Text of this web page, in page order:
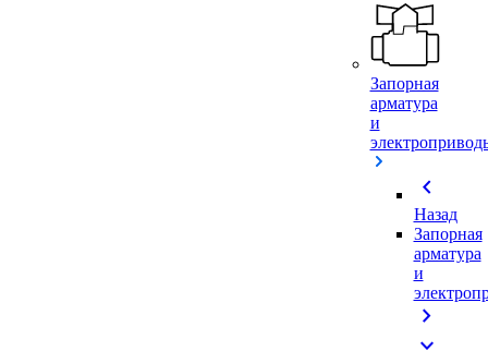
Запорная
арматура
и
chevron_left
Назад
Запорная
арматура
и
chevron_right
expand_more